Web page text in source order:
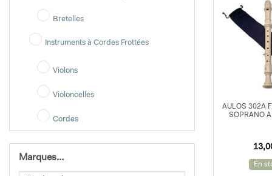
Bretelles
Instruments à Cordes Frottées
Violons
Violoncelles
Cordes
Harpes
Marques…
AULOS 302A
SOPRANO
En